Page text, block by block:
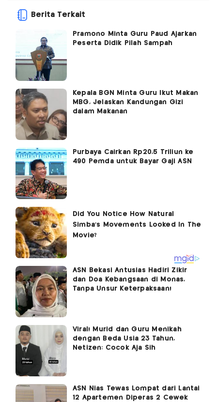
Berita Terkait
Pramono Minta Guru Paud Ajarkan
Peserta Didik Pilah Sampah
Kepala BGN Minta Guru Ikut Makan
MBG, Jelaskan Kandungan Gizi
dalam Makanan
Purbaya Cairkan Rp20,5 Triliun ke
490 Pemda untuk Bayar Gaji ASN
ASN Bekasi Antusias Hadiri Zikir
dan Doa Kebangsaan di Monas,
Tanpa Unsur Keterpaksaan!
Viral! Murid dan Guru Menikah
dengan Beda Usia 23 Tahun,
Netizen: Cocok Aja Sih
ASN Nias Tewas Lompat dari Lantai
12 Apartemen Diperas 2 Cewek